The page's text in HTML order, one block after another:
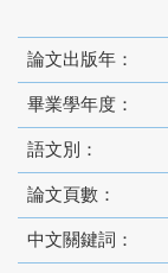
論文出版年：
畢業學年度：
語文別：
論文頁數：
中文關鍵詞：